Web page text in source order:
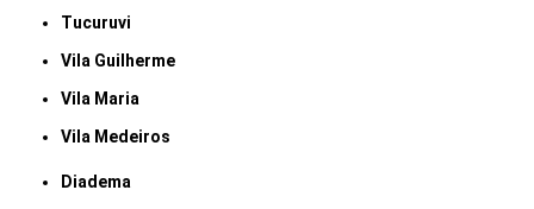
Tucuruvi
Vila Guilherme
Vila Maria
Vila Medeiros
Diadema